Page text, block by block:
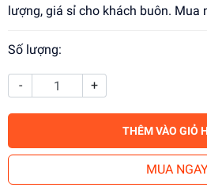
lượng, giá sỉ cho khách buôn. Mua
Số lượng:
- +
THÊM VÀO GIỎ
MUA